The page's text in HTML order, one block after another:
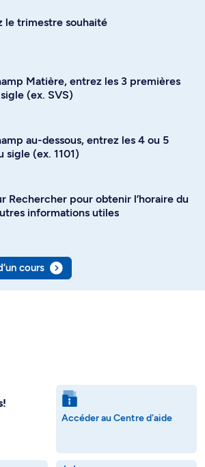
le trimestre souhaité
Matière, entrez les 3 premières
(ex. SVS)
au-dessous, entrez les 4 ou 5
sigle (ex. 1101)
Rechercher pour obtenir l’horaire du
informations utiles
cours
Accéder au Centre d'aide